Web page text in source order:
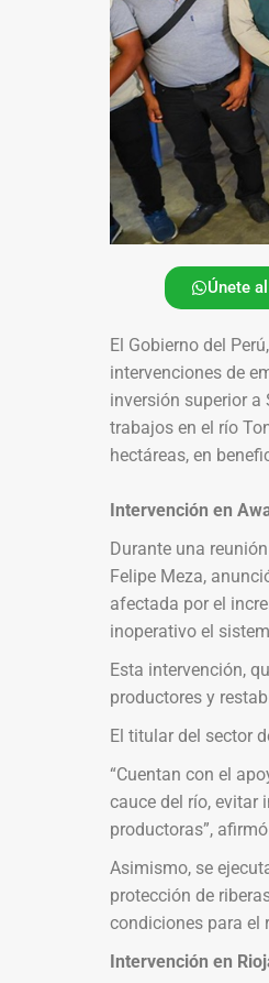
Únete
El Gobierno del
intervenciones de
inversión superior
trabajos en el río
hectáreas, en
Intervención en
Durante una
Felipe Meza,
afectada por el
inoperativo el
Esta intervención,
productores y
El titular del sector
“Cuentan con el
cauce del río, evitar
productoras”,
Asimismo, se
protección de
condiciones para el
Intervención en